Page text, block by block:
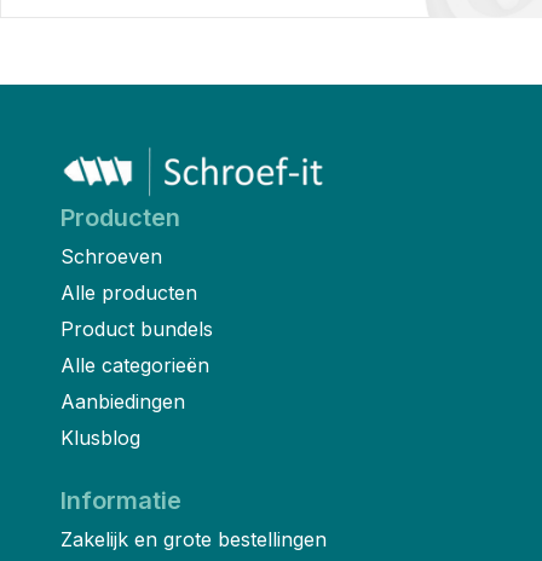
Producten
Schroeven
Alle producten
Product bundels
Alle categorieën
Aanbiedingen
Klusblog
Informatie
Zakelijk en grote bestellingen